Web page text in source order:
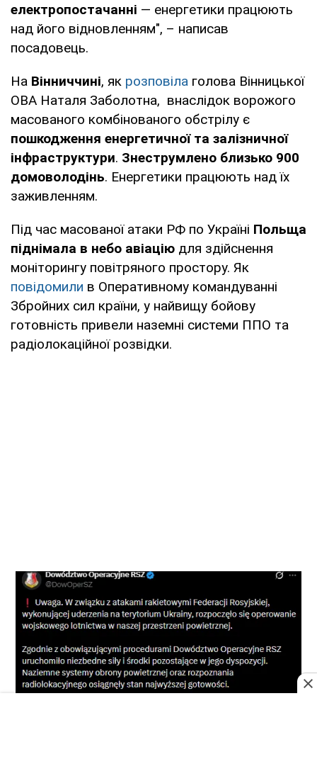
електропостачанні — енергетики працюють
над його відновленням", – написав
посадовець.
На Вінниччині, як розповіла голова Вінницької
ОВА Наталя Заболотна, внаслідок ворожого
масованого комбінованого обстрілу є
пошкодження енергетичної та залізничної
інфраструктури. Знеструмлено близько 900
домоволодінь. Енергетики працюють над їх
заживленням.
Під час масованої атаки РФ по Україні Польща
піднімала в небо авіацію для здійснення
моніторингу повітряного простору. Як
повідомили в Оперативному командуванні
Збройних сил країни, у найвищу бойову
готовність привели наземні системи ППО та
радіолокаційної розвідки.